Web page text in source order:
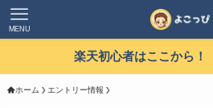
MENU
楽天初心者はここから！
ホーム エントリー情報